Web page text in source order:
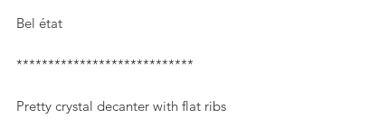
Bel état
****************************
Pretty crystal decanter with flat ribs